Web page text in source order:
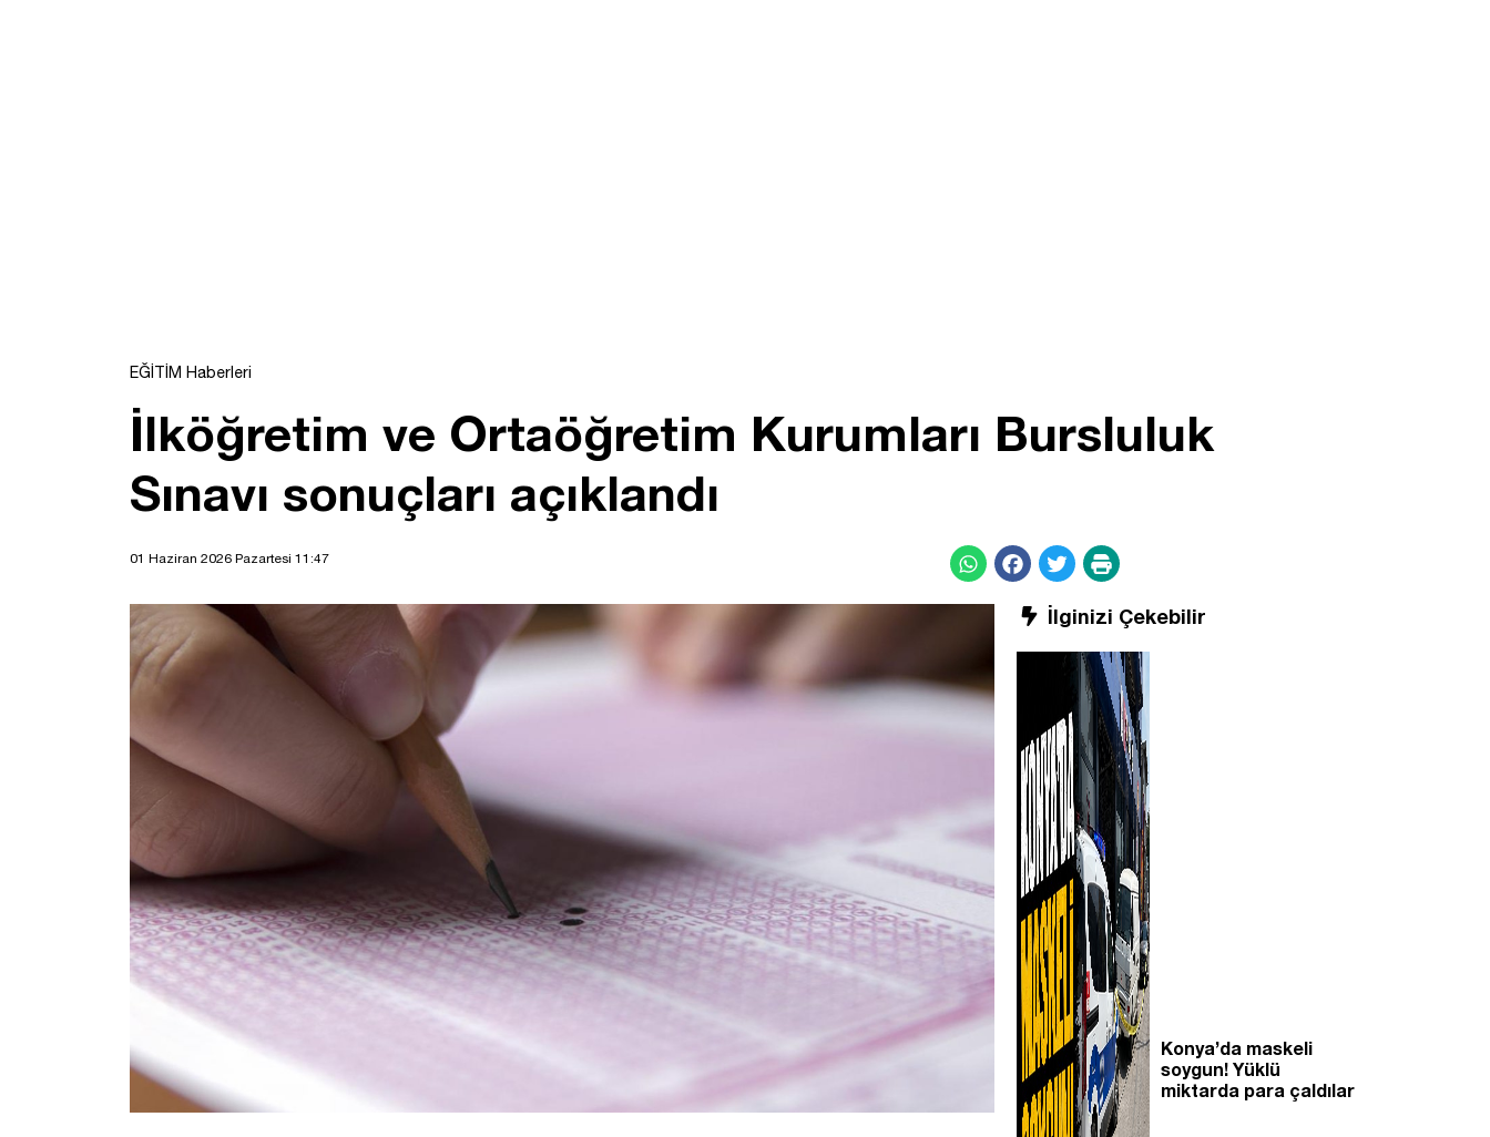
EĞİTİM Haberleri
İlköğretim ve Ortaöğretim Kurumları Bursluluk
Sınavı sonuçları açıklandı
01 Haziran 2026 Pazartesi 11:47
İlginizi Çekebilir
Konya’da maskeli
soygun! Yüklü
miktarda para çaldılar